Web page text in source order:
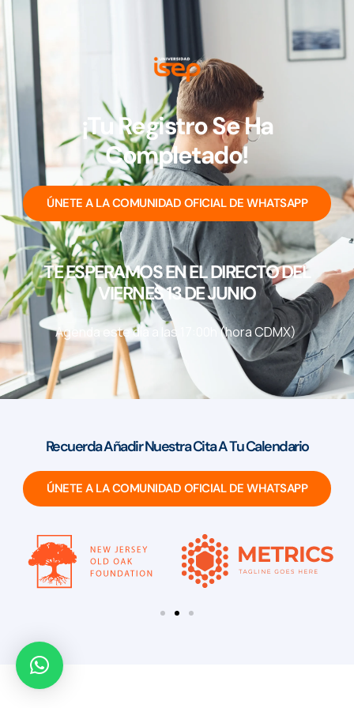
¡Tu Registro Se Ha
Completado!
ÚNETE A LA COMUNIDAD OFICIAL DE WHATSAPP
TE ESPERAMOS EN EL DIRECTO DEL
VIERNES 13 DE JUNIO
Agenda este día a las 17:00h (hora CDMX)
Recuerda Añadir Nuestra Cita A Tu Calendario
ÚNETE A LA COMUNIDAD OFICIAL DE WHATSAPP